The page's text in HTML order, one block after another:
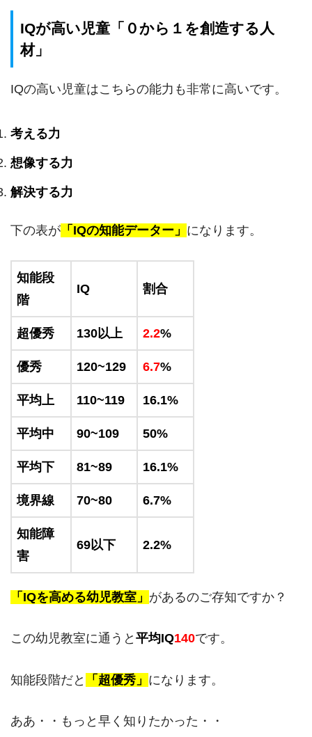
IQが高い児童「０から１を創造する人
材」
IQの高い児童はこちらの能力も非常に高いです。
考える力
想像する力
解決する力
下の表が 「IQの知能データー」 になります。
知能段
階
IQ 割合
超優秀 130以上 2.2%
優秀 120~129 6.7%
平均上 110~119 16.1%
平均中 90~109 50%
平均下 81~89 16.1%
境界線 70~80 6.7%
知能障
害
69以下 2.2%
「IQを高める幼児教室」 があるのご存知ですか？
この幼児教室に通うと 平均IQ140です。
知能段階だと 「超優秀」 になります。
ああ・・もっと早く知りたかった・・